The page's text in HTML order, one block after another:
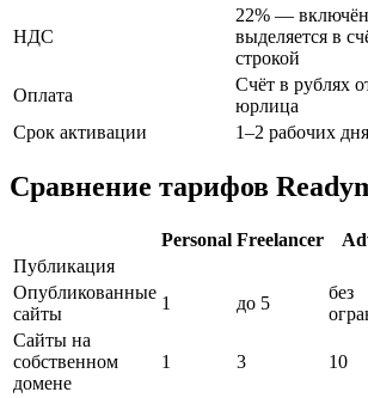
НДС
22% — включён
выделяется в
строкой
Оплата
Счёт в рублях
юрлица
Срок активации
1–2 рабочих
Сравнение тарифов
Personal Freelancer
Публикация
Опубликованные
сайты
1 до 5
без
Сайты на
собственном
домене
1 3 10